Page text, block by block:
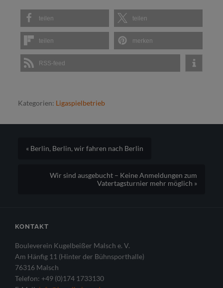
teilen teilen
teilen merken
RSS-feed
Kategorien: Ligaspielbetrieb
« Berlin, Berlin, wir fahren nach Berlin
Wir sind ausgebucht – Keine Anmeldungen zum
Vatertagsturnier mehr möglich »
KONTAKT
Bouleverein Kugelbeißer Malsch e. V.
Am Hänfig 11 (Hinter der Bühnsporthalle)
76316 Malsch
Telefon: +49 (0)174 1733130